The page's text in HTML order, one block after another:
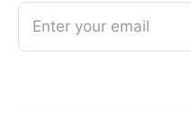
Enter your email